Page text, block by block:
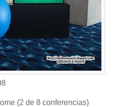
(2 de 8 conferencias)